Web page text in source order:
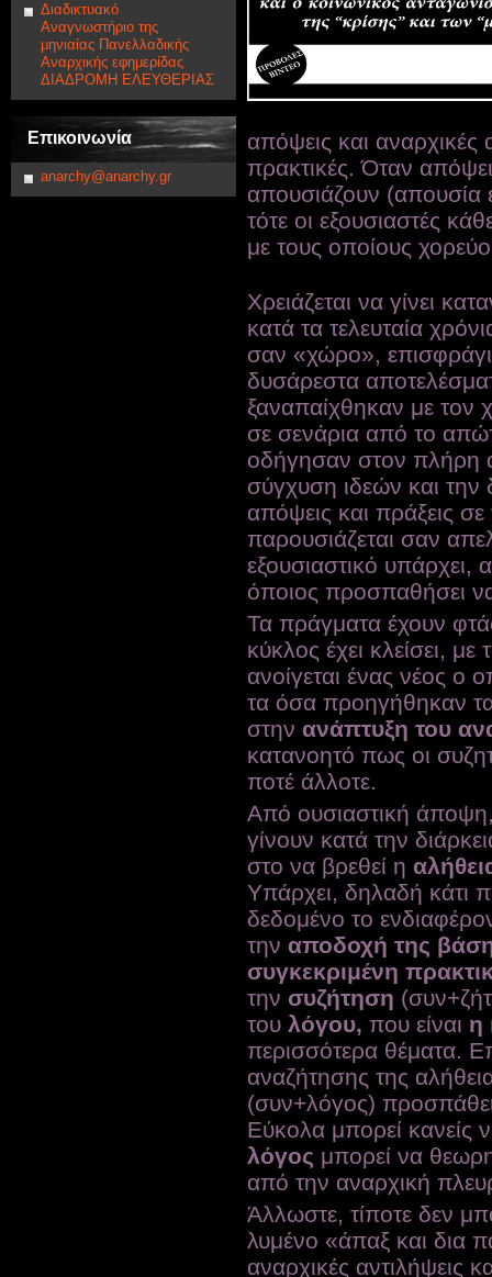
Διαδικτυακό
Αναγνωστήριο της
μηνιαίας Πανελλαδικής
Αναρχικής εφημερίδας
ΔΙΑΔΡΟΜΗ ΕΛΕΥΘΕΡΙΑΣ
Επικοινωνία
anarchy@anarchy.gr
απόψεις και αναρχικές
πρακτικές. Όταν
απουσιάζουν (απουσία
τότε οι εξουσιαστές
με τους οποίους
Χρειάζεται να γίνει
κατά τα τελευταία
σαν «χώρο»,
δυσάρεστα
ξαναπαίχθηκαν με τον
σε σενάρια από το
οδήγησαν στον πλήρη
σύγχυση ιδεών και την
απόψεις και πράξεις
παρουσιάζεται σαν
εξουσιαστικό υπάρχει,
όποιος προσπαθήσει
Τα πράγματα έχουν
κύκλος έχει κλείσει,
ανοίγεται ένας νέος ο
τα όσα προηγήθηκαν τα
στην ανάπτυξη του
κατανοητό πως οι
ποτέ άλλοτε.
Από ουσιαστική
γίνουν κατά την
στο να βρεθεί η
Υπάρχει, δηλαδή κάτι
δεδομένο το
την αποδοχή της
συγκεκριμένη
την συζήτηση
του λόγου, που είναι η
περισσότερα θέματα.
αναζήτησης της
(συν+λόγος)
Εύκολα μπορεί
λόγος μπορεί να
από την αναρχική
Άλλωστε, τίποτε δεν
λυμένο «άπαξ και δια
αναρχικές αντιλήψεις